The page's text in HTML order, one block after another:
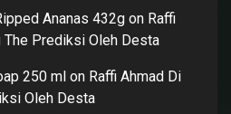
Ananas 432g on Raffi
The Prediksi Oleh Desta
250 ml on Raffi Ahmad Di
Oleh Desta